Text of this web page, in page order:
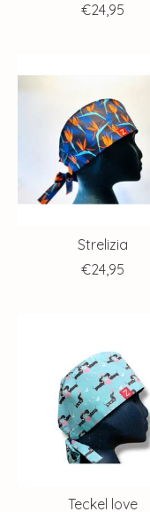
€24,95
Strelizia
€24,95
Teckel love